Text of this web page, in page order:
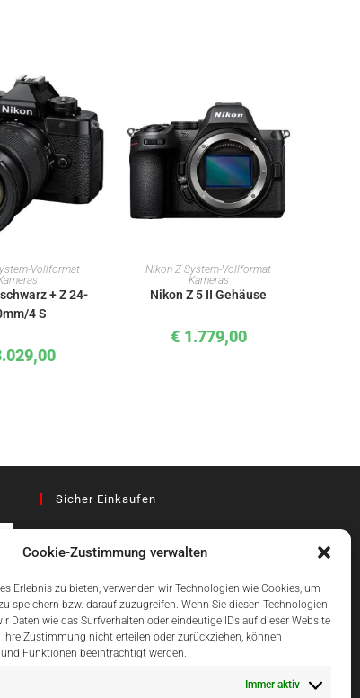
Cookie-Zustimmung verwalten
Erlebnis zu bieten, verwenden wir Technologien wie Cookies, um
speichern bzw. darauf zuzugreifen. Wenn Sie diesen Technologien
Daten wie das Surfverhalten oder eindeutige IDs auf dieser Website
Ihre Zustimmung nicht erteilen oder zurückziehen, können
Funktionen beeinträchtigt werden.
Immer aktiv
Vollformat
+ Z 24-
4 S
IN DEN WARENKORB
Nikon Z System-Vollformat
Kameras
Nikon Z 5 II Gehäuse
€ 1.779,00
Sicher Einkaufen
Einfach Online Bezahlen